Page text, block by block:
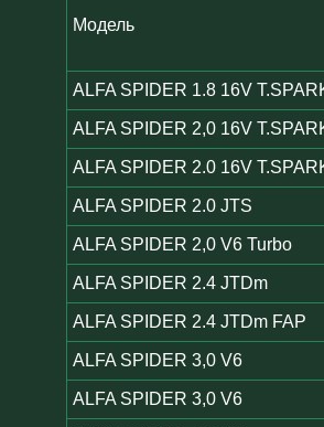
Модель
ALFA SPIDER 1.8 16V
ALFA SPIDER 2,0 16V
ALFA SPIDER 2.0 16V
ALFA SPIDER 2.0 JTS
ALFA SPIDER 2,0 V6 Turbo
ALFA SPIDER 2.4 JTDm
ALFA SPIDER 2.4 JTDm FAP
ALFA SPIDER 3,0 V6
ALFA SPIDER 3,0 V6